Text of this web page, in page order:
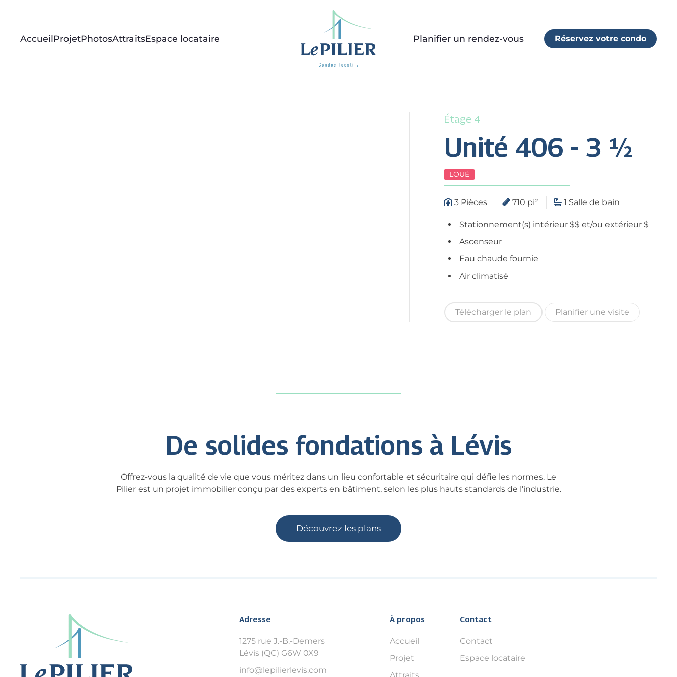
AccueilProjetPhotosAttraitsEspace locataire Planifier un rendez-vous Réservez votre condo
Étage 4
Unité 406 - 3 ½
LOUÉ
3 Pièces 710 pi² 1 Salle de bain
Stationnement(s) intérieur $$ et/ou extérieur $
Ascenseur
Eau chaude fournie
Air climatisé
Télécharger le plan Planifier une visite
De solides fondations à Lévis
Offrez-vous la qualité de vie que vous méritez dans un lieu confortable et sécuritaire qui défie les normes. Le
Pilier est un projet immobilier conçu par des experts en bâtiment, selon les plus hauts standards de l'industrie.
Découvrez les plans
Adresse
1275 rue J.-B.-Demers
Lévis (QC) G6W 0X9
info@lepilierlevis.com
À propos
Accueil
Projet
Contact
Contact
Espace locataire